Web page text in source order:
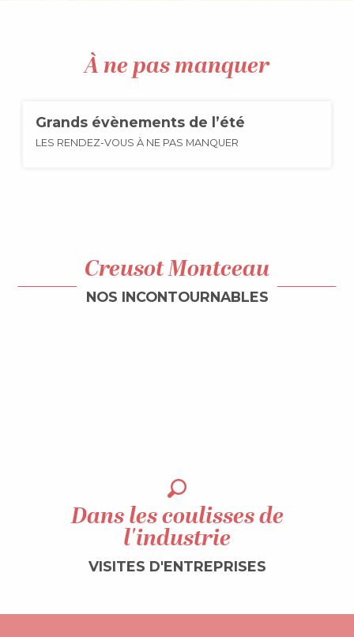
À ne pas manquer
Grands évènements de l’été
LES RENDEZ-VOUS À NE PAS MANQUER
Creusot Montceau
NOS INCONTOURNABLES
Manufacture Perrin, temple de la
Dans les coulisses de
l'industrie
VISITES D'ENTREPRISES